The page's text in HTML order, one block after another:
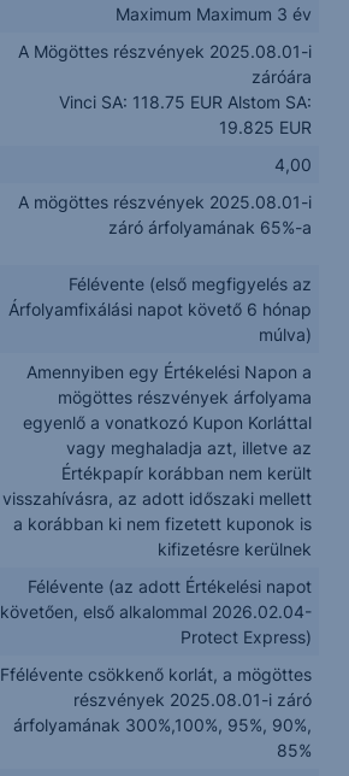
Maximum Maximum 3 év
A Mögöttes részvények 2025.08.01-i
záróára
Vinci SA: 118.75 EUR Alstom SA:
19.825 EUR
4,00
A mögöttes részvények 2025.08.01-i
záró árfolyamának 65%-a
Félévente (első megfigyelés az
Árfolyamfixálási napot követő 6 hónap
múlva)
Amennyiben egy Értékelési Napon a
mögöttes részvények árfolyama
egyenlő a vonatkozó Kupon Korláttal
vagy meghaladja azt, illetve az
Értékpapír korábban nem került
visszahívásra, az adott időszaki mellett
a korábban ki nem fizetett kuponok is
kifizetésre kerülnek
Félévente (az adott Értékelési napot
követően, első alkalommal 2026.02.04-
Protect Express)
Ffélévente csökkenő korlát, a mögöttes
részvények 2025.08.01-i záró
árfolyamának 300%,100%, 95%, 90%,
85%